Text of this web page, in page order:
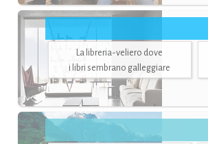
La libreria-veliero dove
i libri sembrano galleggiare